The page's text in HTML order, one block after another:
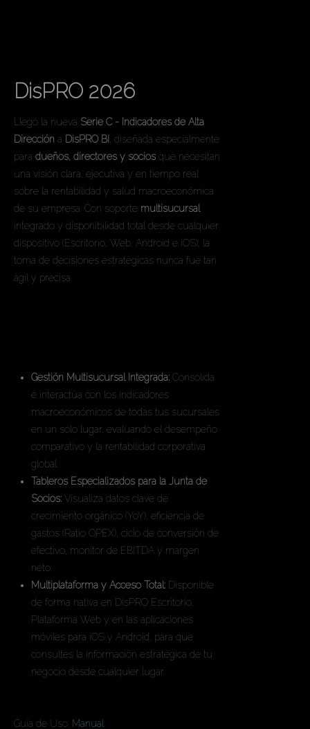
DisPRO 2026
Llegó la nueva Serie C - Indicadores de Alta
Dirección a DisPRO BI
, diseñada especialmente
para dueños, directores y socios que necesitan
una visión clara, ejecutiva y en tiempo real
sobre la rentabilidad y salud macroeconómica
de su empresa. Con soporte multisucursal
integrado y disponibilidad total desde cualquier
dispositivo (Escritorio, Web, Android e iOS), la
toma de decisiones estratégicas nunca fue tan
ágil y precisa.
Gestión Multisucursal Integrada: Consolida
e interactúa con los indicadores
macroeconómicos de todas tus sucursales
en un solo lugar, evaluando el desempeño
comparativo y la rentabilidad corporativa
global.
Tableros Especializados para la Junta de
Socios: Visualiza datos clave de
crecimiento orgánico (YoY), eficiencia de
gastos (Ratio OPEX), ciclo de conversión de
efectivo, monitor de EBITDA y margen
neto.
Multiplataforma y Acceso Total: Disponible
de forma nativa en DisPRO Escritorio,
Plataforma Web y en las aplicaciones
móviles para iOS y Android, para que
consultes la información estratégica de tu
negocio desde cualquier lugar.
Guía de Uso: Manual